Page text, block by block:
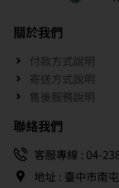
關於我們
付款方式說明
寄送方式說明
售後服務說明
聯絡我們
客服專線 : 04-
地址 : 臺中市南